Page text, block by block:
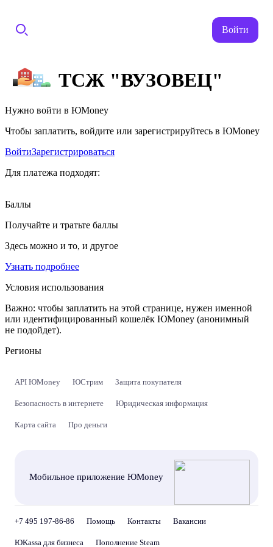
Войти
ТСЖ "ВУЗОВЕЦ"
Нужно войти в ЮMoney
Чтобы заплатить, войдите или зарегистрируйтесь в ЮMoney
ВойтиЗарегистрироваться
Для платежа подходят:
Баллы
Получайте и тратьте баллы
Здесь можно и то, и другое
Узнать подробнее
Условия использования
Важно: чтобы заплатить на этой странице, нужен именной
или идентифицированный кошелёк ЮMoney (анонимный
не подойдет).
Регионы
API ЮMoney ЮСтрим Защита покупателя
Безопасность в интернете Юридическая информация
Карта сайта Про деньги
Мобильное приложение ЮMoney
+7 495 197-86-86 Помощь Контакты Вакансии
ЮKassa для бизнеса Пополнение Steam